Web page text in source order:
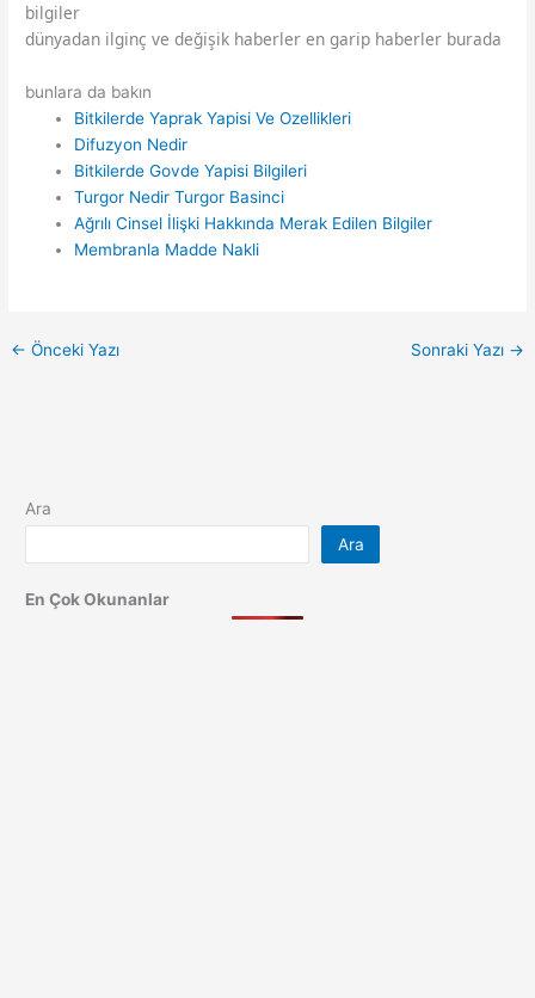
bilgiler
dünyadan ilginç ve değişik haberler en garip haberler burada
bunlara da bakın
Bitkilerde Yaprak Yapisi Ve Ozellikleri
Difuzyon Nedir
Bitkilerde Govde Yapisi Bilgileri
Turgor Nedir Turgor Basinci
Ağrılı Cinsel İlişki Hakkında Merak Edilen Bilgiler
Membranla Madde Nakli
← Önceki Yazı Sonraki Yazı →
Ara
Ara
En Çok Okunanlar